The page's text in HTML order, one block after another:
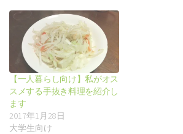
【一人暮らし向け】私がオス
スメする手抜き料理を紹介し
ます
2017年1月28日
大学生向け